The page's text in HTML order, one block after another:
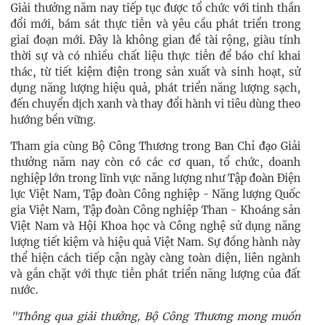
Giải thưởng năm nay tiếp tục được tổ chức với tinh thần
đổi mới, bám sát thực tiễn và yêu cầu phát triển trong
giai đoạn mới. Đây là không gian đề tài rộng, giàu tính
thời sự và có nhiều chất liệu thực tiễn để báo chí khai
thác, từ tiết kiệm điện trong sản xuất và sinh hoạt, sử
dụng năng lượng hiệu quả, phát triển năng lượng sạch,
đến chuyển dịch xanh và thay đổi hành vi tiêu dùng theo
hướng bền vững.
Tham gia cùng Bộ Công Thương trong Ban Chỉ đạo Giải
thưởng năm nay còn có các cơ quan, tổ chức, doanh
nghiệp lớn trong lĩnh vực năng lượng như Tập đoàn Điện
lực Việt Nam, Tập đoàn Công nghiệp - Năng lượng Quốc
gia Việt Nam, Tập đoàn Công nghiệp Than - Khoáng sản
Việt Nam và Hội Khoa học và Công nghệ sử dụng năng
lượng tiết kiệm và hiệu quả Việt Nam. Sự đồng hành này
thể hiện cách tiếp cận ngày càng toàn diện, liên ngành
và gắn chặt với thực tiễn phát triển năng lượng của đất
nước.
"Thông qua giải thưởng, Bộ Công Thương mong muốn